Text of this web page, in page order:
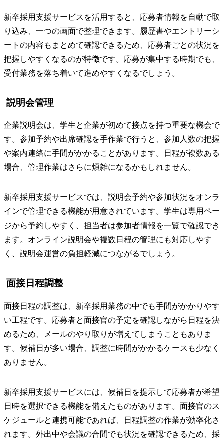
新卒採用支援サービスを活用すると、応募者情報を自動で取
り込み、一つの画面で整理できます。履歴書やエントリーシ
ートの内容もまとめて確認できるため、応募者ごとの状況を
把握しやすくなるのが特徴です。応募が集中する時期でも、
受付業務を落ち着いて進めやすくなるでしょう。
説明会管理
企業説明会は、学生と企業が初めて接点を持つ重要な機会で
す。参加予約や出席確認を手作業で行うと、参加人数の把握
や案内連絡に手間がかかることがあります。日程が複数ある
場合、管理作業はさらに煩雑になるかもしれません。
新卒採用支援サービスでは、説明会予約や参加状況をオンラ
インで管理できる機能が用意されています。学生は専用ペー
ジから予約しやすく、担当者は参加者情報を一覧で確認でき
ます。オンライン説明会や複数日程の管理にも対応しやす
く、説明会運営の負担軽減につながるでしょう。
面接日程調整
面接日程の調整は、新卒採用業務の中でも手間がかかりやす
い工程です。応募者と面接官の予定を確認しながら日程を決
めるため、メールのやり取りが増えてしまうこともありま
す。候補日が多い場合、調整に時間がかかるケースも少なく
ありません。
新卒採用支援サービスには、候補日を提示して応募者が希望
日時を選択できる機能を備えたものがあります。面接官のス
ケジュールと連携可能であれば、日程調整の作業が効率化さ
れます。外出中や会議の合間でも状況を確認できるため、採